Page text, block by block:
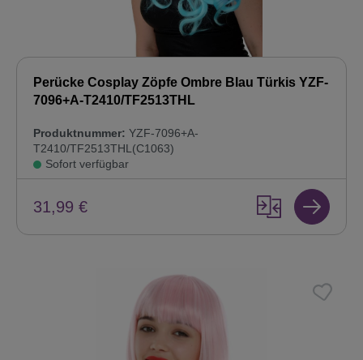
Perücke Cosplay Zöpfe Ombre Blau Türkis YZF-
7096+A-T2410/TF2513THL
Produktnummer: YZF-7096+A-
T2410/TF2513THL(C1063)
Sofort verfügbar
31,99 €